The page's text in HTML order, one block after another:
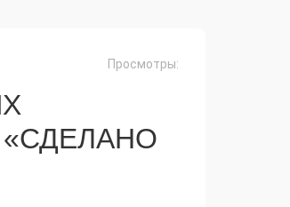
Просмотры: